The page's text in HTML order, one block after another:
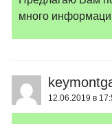
много
12.06.2019 в